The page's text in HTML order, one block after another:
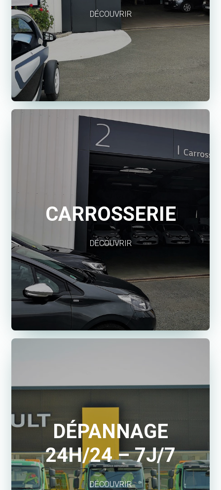
DÉCOUVRIR
CARROSSERIE
DÉCOUVRIR
DÉPANNAGE
24H/24 – 7J/7
DÉCOUVRIR